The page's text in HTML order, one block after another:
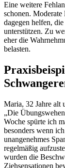
Eine weitere
schonen.
dagegen helfen,
unterstützen. Zu
eher die
belasten.
Maria, 32 Jahre alt
„Die
Woche spürte ich
besonders wenn
unangenehmes
regelmäßig
wurden die
Ziehsensationen